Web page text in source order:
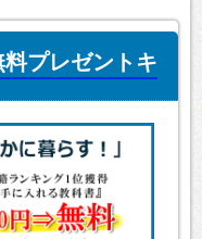
プレゼントキ